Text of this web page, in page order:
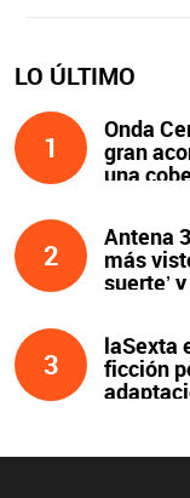
LO ÚLTIMO
1
Onda
gran
una
2
Antena
más
suerte’
3
laSexta
ficción